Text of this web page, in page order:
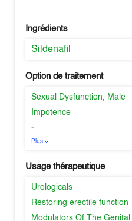
Ingrédients
Sildenafil
Option de traitement
Sexual Dysfunction, Male
Impotence
-
Plus
Usage thérapeutique
Urologicals
Restoring erectile function
Modulators Of The Genital